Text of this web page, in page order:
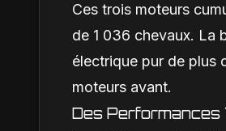
Ces trois moteurs
de 1 036 chevaux. La
électrique pur de plus
moteurs avant.
Des